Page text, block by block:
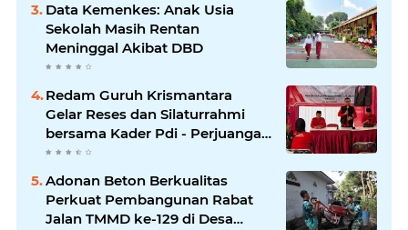
Data Kemenkes: Anak Usia
Sekolah Masih Rentan
Meninggal Akibat DBD
Redam Guruh Krismantara
Gelar Reses dan Silaturrahmi
bersama Kader Pdi - Perjuangan
Se -Kecamatan Lawang.
Adonan Beton Berkualitas
Perkuat Pembangunan Rabat
Jalan TMMD ke-129 di Desa